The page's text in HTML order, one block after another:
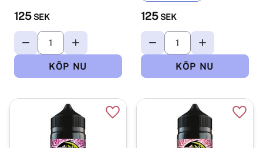
125 SEK 125 SEK
Lägg till i favoriter